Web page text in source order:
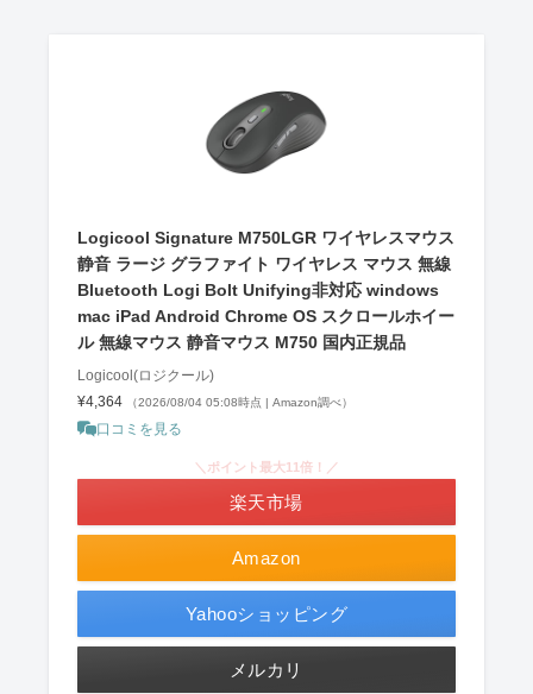
Logicool Signature M750LGR ワイヤレスマウス
静音 ラージ グラファイト ワイヤレス マウス 無線
Bluetooth Logi Bolt Unifying非対応 windows
mac iPad Android Chrome OS スクロールホイー
ル 無線マウス 静音マウス M750 国内正規品
Logicool(ロジクール)
¥4,364
（2026/08/04 05:08時点 | Amazon調べ）
口コミを見る
Amazon
＼ポイント最大11倍！／
楽天市場
Yahooショッピング
メルカリ